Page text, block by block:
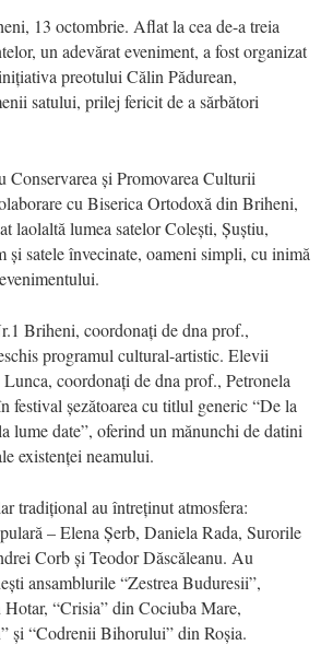
13 octombrie. Aflat la cea de-a treia
un adevărat eveniment, a fost organizat
preotului Călin Pădurean,
satului, prilej fericit de a sărbători
Conservarea și Promovarea Culturii
cu Biserica Ortodoxă din Briheni,
laolaltă lumea satelor Colești, Șuștiu,
și satele învecinate, oameni simpli, cu inimă
Briheni, coordonați de dna prof.,
programul cultural-artistic. Elevii
coordonați de dna prof., Petronela
festival șezătoarea cu titlul generic “De la
lume date”, oferind un mănunchi de datini
existenței neamului.
tradițional au întreținut atmosfera:
– Elena Șerb, Daniela Rada, Surorile
Corb și Teodor Dăscăleanu. Au
ansamblurile “Zestrea Buduresii”,
“Crisia” din Cociuba Mare,
și “Codrenii Bihorului” din Roșia.